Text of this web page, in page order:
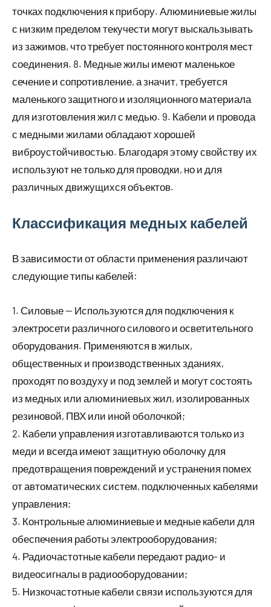
точках подключения к прибору. Алюминиевые жилы
с низким пределом текучести могут выскальзывать
из зажимов, что требует постоянного контроля мест
соединения. 8. Медные жилы имеют маленькое
сечение и сопротивление, а значит, требуется
маленького защитного и изоляционного материала
для изготовления жил с медью. 9. Кабели и провода
с медными жилами обладают хорошей
виброустойчивостью. Благодаря этому свойству их
используют не только для проводки, но и для
различных движущихся объектов.
Классификация медных кабелей
В зависимости от области применения различают
следующие типы кабелей:
1. Силовые — Используются для подключения к
электросети различного силового и осветительного
оборудования. Применяются в жилых,
общественных и производственных зданиях,
проходят по воздуху и под землей и могут состоять
из медных или алюминиевых жил, изолированных
резиновой, ПВХ или иной оболочкой;
2. Кабели управления изготавливаются только из
меди и всегда имеют защитную оболочку для
предотвращения повреждений и устранения помех
от автоматических систем, подключенных кабелями
управления;
3. Контрольные алюминиевые и медные кабели для
обеспечения работы электрооборудования;
4. Радиочастотные кабели передают радио- и
видеосигналы в радиооборудовании;
5. Низкочастотные кабели связи используются для